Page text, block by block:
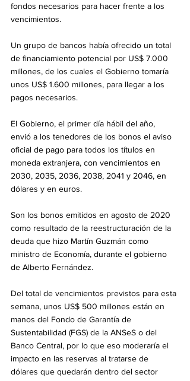
fondos necesarios para hacer frente a los
vencimientos.
Un grupo de bancos había ofrecido un total
de financiamiento potencial por US$ 7.000
millones, de los cuales el Gobierno tomaría
unos US$ 1.600 millones, para llegar a los
pagos necesarios.
El Gobierno, el primer día hábil del año,
envió a los tenedores de los bonos el aviso
oficial de pago para todos los títulos en
moneda extranjera, con vencimientos en
2030, 2035, 2036, 2038, 2041 y 2046, en
dólares y en euros.
Son los bonos emitidos en agosto de 2020
como resultado de la reestructuración de la
deuda que hizo Martín Guzmán como
ministro de Economía, durante el gobierno
de Alberto Fernández.
Del total de vencimientos previstos para esta
semana, unos US$ 500 millones están en
manos del Fondo de Garantía de
Sustentabilidad (FGS) de la ANSeS o del
Banco Central, por lo que eso moderaría el
impacto en las reservas al tratarse de
dólares que quedarán dentro del sector